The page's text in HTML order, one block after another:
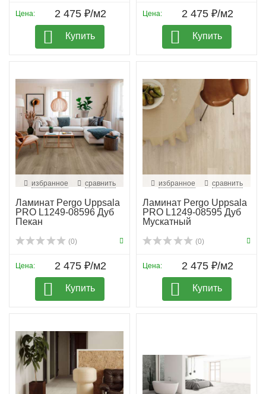
Цена: 2 475 ₽/м2
Купить
Цена: 2 475 ₽/м2
Купить
избранное сравнить
Ламинат Pergo Uppsala
PRO L1249-08596 Дуб
Пекан
(0)
Цена: 2 475 ₽/м2
Купить
избранное сравнить
Ламинат Pergo Uppsala
PRO L1249-08595 Дуб
Мускатный
(0)
Цена: 2 475 ₽/м2
Купить